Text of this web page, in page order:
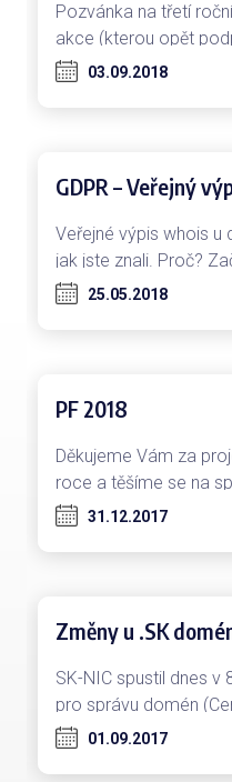
Pozvánka na třetí
akce (kterou opět
o víkendu 6.10.2018
03.09.2018
GDPR – Veřejný
Veřejné výpis whois u
jak jste znali. Proč?
aplikovat toto nařízení
25.05.2018
PF 2018
Děkujeme Vám za
roce a těšíme se na
v novém roce 2018.
31.12.2017
Změny u .SK
SK-NIC spustil dnes v
pro správu domén
V našem systému
01.09.2017